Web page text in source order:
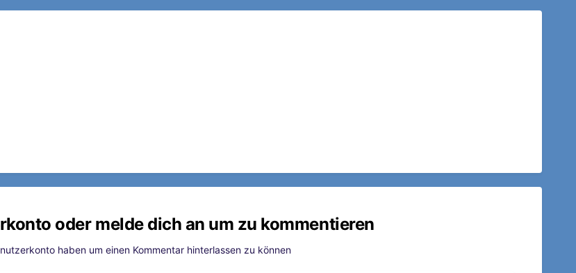
oder melde dich an um zu kommentieren
haben um einen Kommentar hinterlassen zu können